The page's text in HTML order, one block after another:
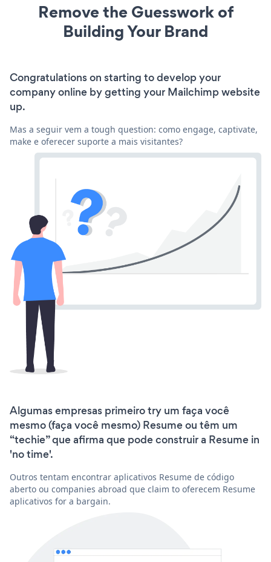
Remove the Guesswork of
Building Your Brand
Congratulations on starting to develop your
company online by getting your Mailchimp website
up.
Mas a seguir vem a tough question: como engage, captivate,
make e oferecer suporte a mais visitantes?
Algumas empresas primeiro try um faça você
mesmo (faça você mesmo) Resume ou têm um
“techie” que afirma que pode construir a Resume in
'no time'.
Outros tentam encontrar aplicativos Resume de código
aberto ou companies abroad que claim to oferecem Resume
aplicativos for a bargain.